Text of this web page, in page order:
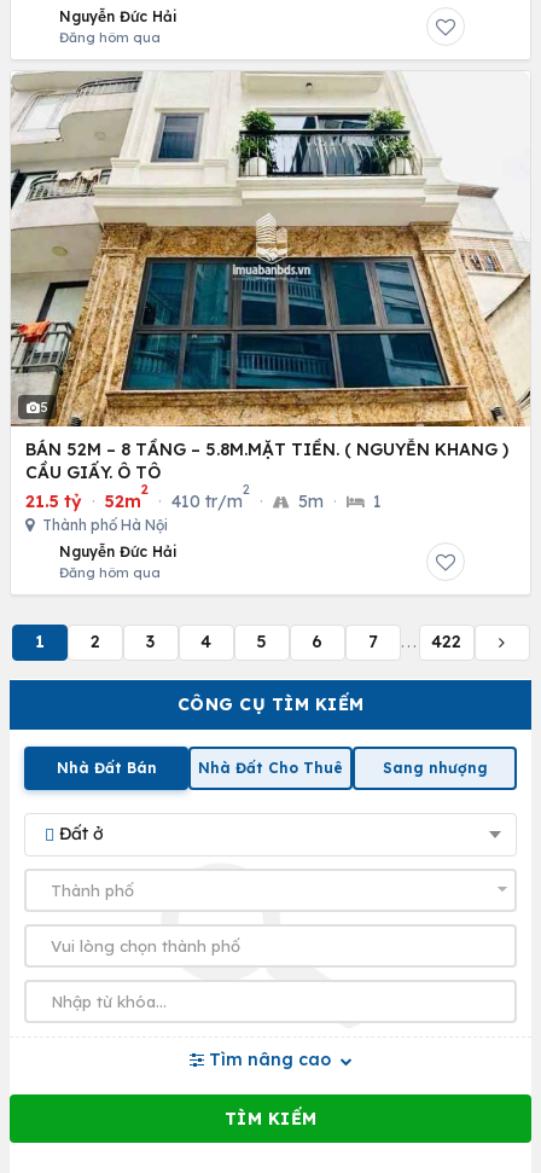
CÔNG CỤ TÌM KIẾM
Nhà Đất Bán Nhà Đất Cho Thuê Sang nhượng
Đất ở
Tìm nâng cao
Nguyễn Đức Hải
Đăng hôm qua
5
BÁN 52M – 8 TẦNG – 5.8M.MẶT TIỀN. ( NGUYỄN KHANG )
CẦU GIẤY. Ô TÔ
21.5 tỷ · 52m
2
· 410 tr/m
2
· 5m · 1
Thành phố Hà Nội
Nguyễn Đức Hải
Đăng hôm qua
1 2 3 4 5 6 7 ... 422